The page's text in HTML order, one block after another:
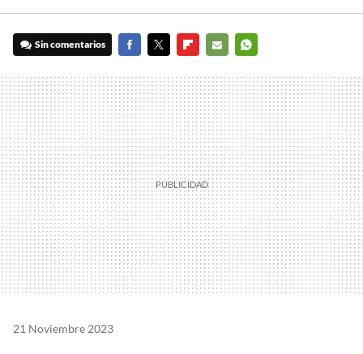
Sin comentarios
MAIL
21 Noviembre 2023